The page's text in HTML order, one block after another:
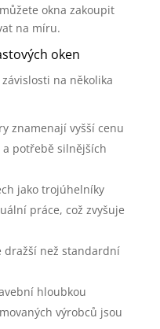
okna zakoupit
na míru.
oken
na několika
znamenají vyšší cenu
potřebě silnějších
jako trojúhelníky
práce, což zvyšuje
dražší než standardní
hloubkou
výrobců jsou